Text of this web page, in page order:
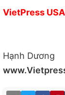
VietPress USA
Hạnh Dương